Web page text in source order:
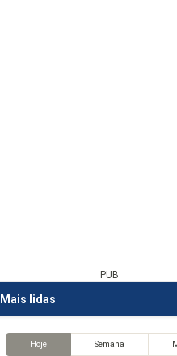
PUB
Mais lidas
Hoje Semana